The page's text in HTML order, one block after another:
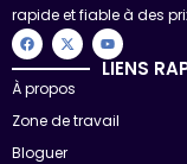
rapide et fiable à des
F
a
c
b
o
X
-
t
i
t
r
Y
o
u
t
e
LIENS
À propos
Zone de travail
Bloguer